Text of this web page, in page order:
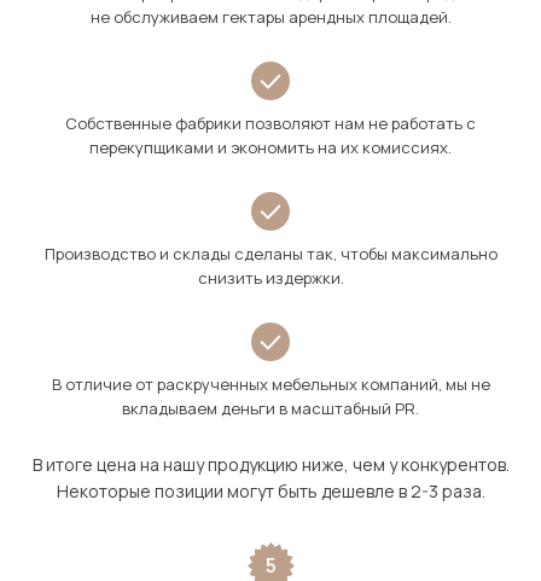
не обслуживаем гектары арендных площадей.
Собственные фабрики позволяют нам не работать с
перекупщиками и экономить на их комиссиях.
Производство и склады сделаны так, чтобы максимально
снизить издержки.
В отличие от раскрученных мебельных компаний, мы не
вкладываем деньги в масштабный PR.
В итоге цена на нашу продукцию ниже, чем у конкурентов.
Некоторые позиции могут быть дешевле в 2-3 раза.
5